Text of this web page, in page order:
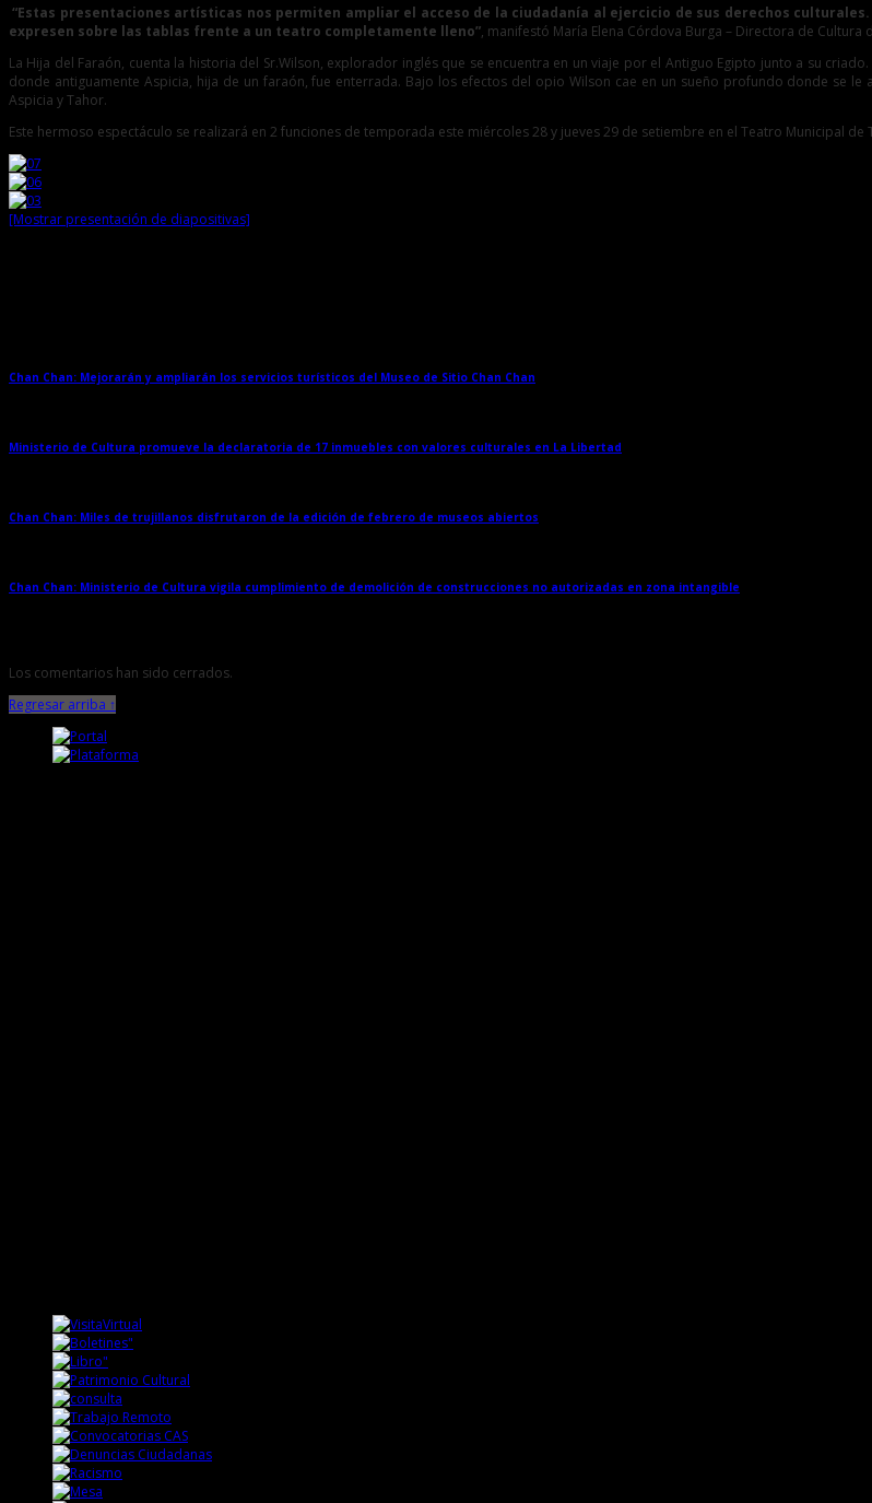
“Estas presentaciones artísticas nos permiten ampliar el acceso de la ciudadanía al ejercicio de sus derechos
expresen sobre las tablas frente a un teatro completamente lleno”, manifestó María Elena Córdova Burga – Directora de Cultura
La Hija del Faraón, cuenta la historia del Sr.Wilson, explorador inglés que se encuentra en un viaje por el Antiguo Egipto junto a su
donde antiguamente Aspicia, hija de un faraón, fue enterrada. Bajo los efectos del opio Wilson cae en un sueño profundo donde se
Aspicia y Tahor.
Este hermoso espectáculo se realizará en 2 funciones de temporada este miércoles 28 y jueves 29 de setiembre en el Teatro Municipal de
[Mostrar presentación de diapositivas]
Chan Chan: Mejorarán y ampliarán los servicios turísticos del Museo de Sitio Chan Chan
Ministerio de Cultura promueve la declaratoria de 17 inmuebles con valores culturales en La Libertad
Chan Chan: Miles de trujillanos disfrutaron de la edición de febrero de museos abiertos
Chan Chan: Ministerio de Cultura vigila cumplimiento de demolición de construcciones no autorizadas en zona intangible
Los comentarios han sido cerrados.
Regresar arriba ↑